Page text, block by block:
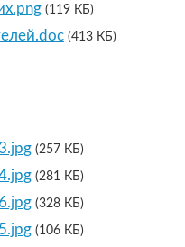
(119 КБ)
(413 КБ)
(257 КБ)
(281 КБ)
(328 КБ)
(106 КБ)